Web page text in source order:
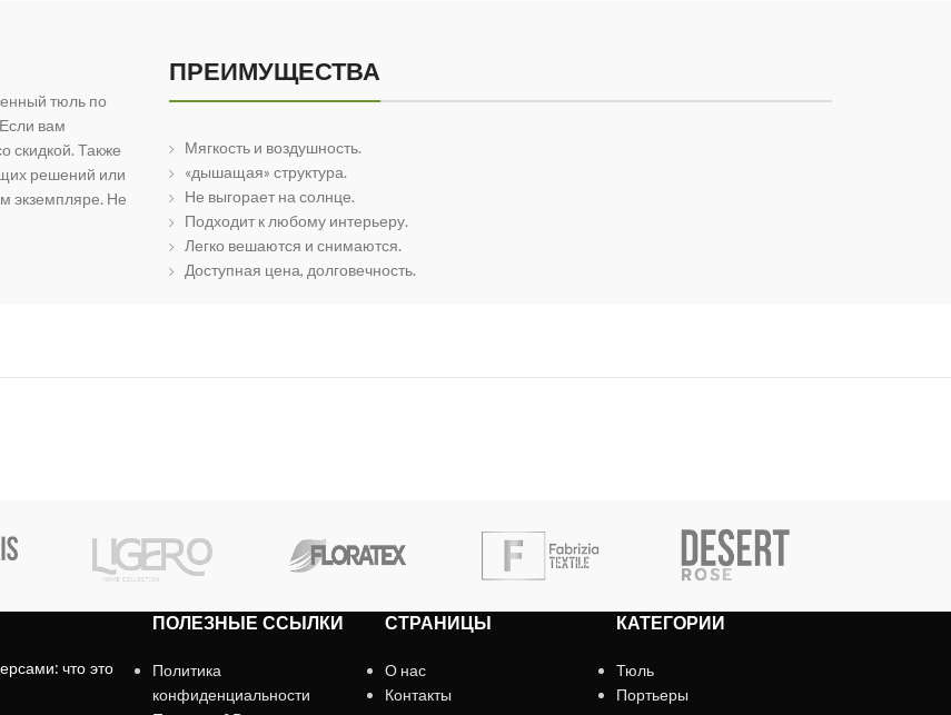
тюль по
вам
скидкой. Также
решений или
экземпляре. Не
ПРЕИМУЩЕСТВА
Мягкость и воздушность.
«дышащая» структура.
Не выгорает на солнце.
Подходит к любому интерьеру.
Легко вешаются и снимаются.
Доступная цена, долговечность.
что это
ПОЛЕЗНЫЕ ССЫЛКИ
Политика
конфиденциальности
СТРАНИЦЫ
О нас
Контакты
КАТЕГОРИИ
Тюль
Портьеры